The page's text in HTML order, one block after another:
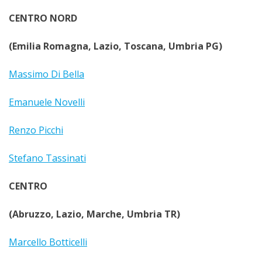
CENTRO NORD
(Emilia Romagna, Lazio, Toscana, Umbria PG)
Massimo Di Bella
Emanuele Novelli
Renzo Picchi
Stefano Tassinati
CENTRO
(Abruzzo, Lazio, Marche, Umbria TR)
Marcello Botticelli